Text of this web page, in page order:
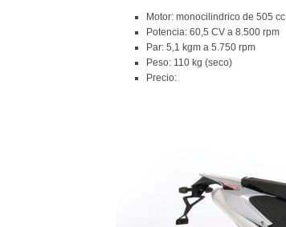
Motor: monocilindrico de 505 cc
Potencia: 60,5 CV a 8.500 rpm
Par: 5,1 kgm a 5.750 rpm
Peso: 110 kg (seco)
Precio: